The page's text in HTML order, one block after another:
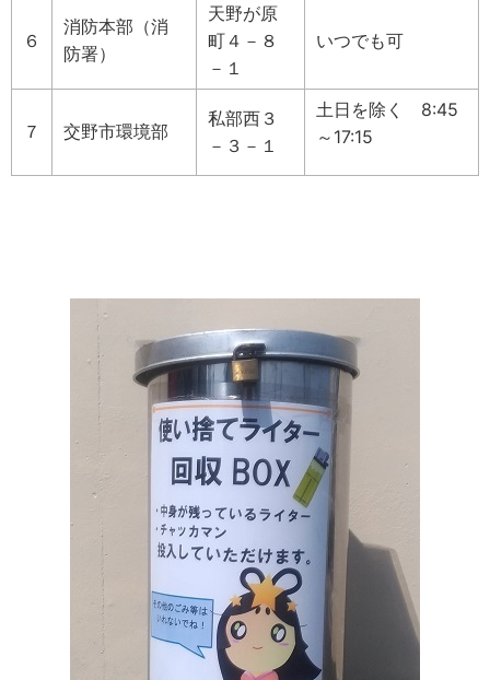
６
消防本部（消
防署）
天野が原
町４－８
－１
いつでも可
７ 交野市環境部
私部西３
－３－１
土日を除く 8:45
～17:15